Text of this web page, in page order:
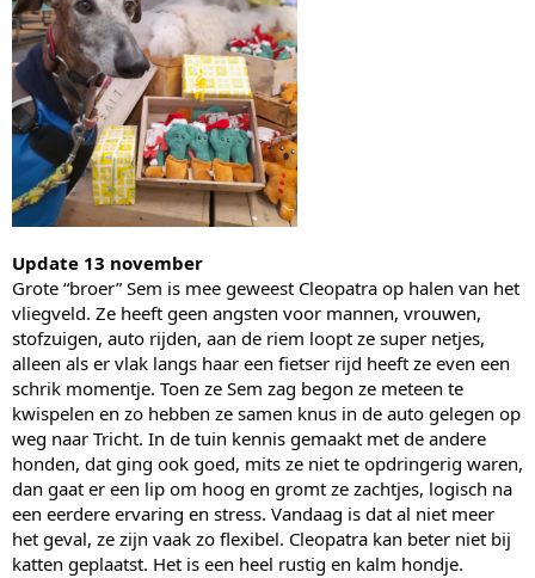
Update 13 november
Grote “broer” Sem is mee geweest Cleopatra op halen van het
vliegveld. Ze heeft geen angsten voor mannen, vrouwen,
stofzuigen, auto rijden, aan de riem loopt ze super netjes,
alleen als er vlak langs haar een fietser rijd heeft ze even een
schrik momentje. Toen ze Sem zag begon ze meteen te
kwispelen en zo hebben ze samen knus in de auto gelegen op
weg naar Tricht. In de tuin kennis gemaakt met de andere
honden, dat ging ook goed, mits ze niet te opdringerig waren,
dan gaat er een lip om hoog en gromt ze zachtjes, logisch na
een eerdere ervaring en stress. Vandaag is dat al niet meer
het geval, ze zijn vaak zo flexibel. Cleopatra kan beter niet bij
katten geplaatst. Het is een heel rustig en kalm hondje.